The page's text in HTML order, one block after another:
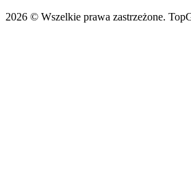
2026 © Wszelkie prawa zastrzeżone.